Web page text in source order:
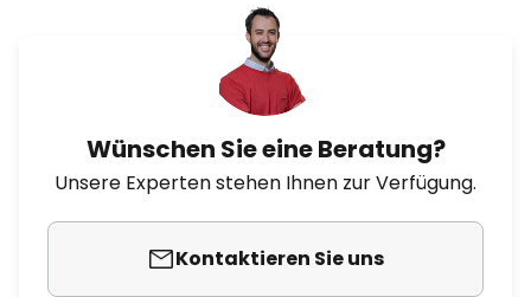
Wünschen Sie eine Beratung?
Unsere Experten stehen Ihnen zur Verfügung.
Kontaktieren Sie uns